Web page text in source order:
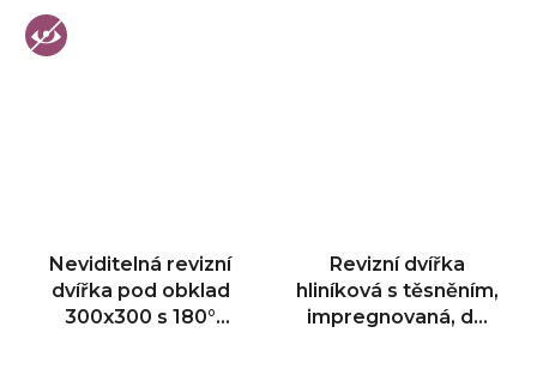
Neviditelná revizní
dvířka pod obklad
300x300 s 180°
Revizní dvířka
hliníková s těsněním,
impregnovaná, do